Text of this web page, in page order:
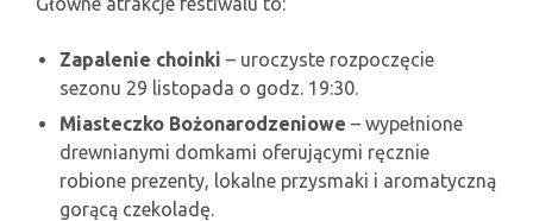
Zapalenie choinki – uroczyste rozpoczęcie
sezonu 29 listopada o godz. 19:30.
Miasteczko Bożonarodzeniowe – wypełnione
drewnianymi domkami oferującymi ręcznie
robione prezenty, lokalne przysmaki i aromatyczną
gorącą czekoladę.